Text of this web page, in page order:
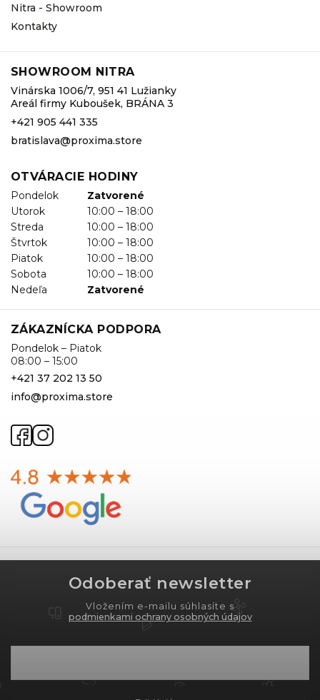
Nitra - Showroom
Kontakty
SHOWROOM NITRA
Vinárska 1006/7, 951 41 Lužianky
Areál firmy Kuboušek, BRÁNA 3
+421 905 441 335
bratislava@proxima.store
OTVÁRACIE HODINY
Pondelok
Zatvorené
Utorok
10:00 – 18:00
Streda
10:00 – 18:00
Štvrtok
10:00 – 18:00
Piatok
10:00 – 18:00
Sobota
10:00 – 18:00
Nedeľa
Zatvorené
ZÁKAZNÍCKA PODPORA
Pondelok – Piatok
08:00 – 15:00
+421 37 202 13 50
info@proxima.store
Odoberať newsletter
Vložením e-mailu súhlasíte s
podmienkami ochrany osobných údajov